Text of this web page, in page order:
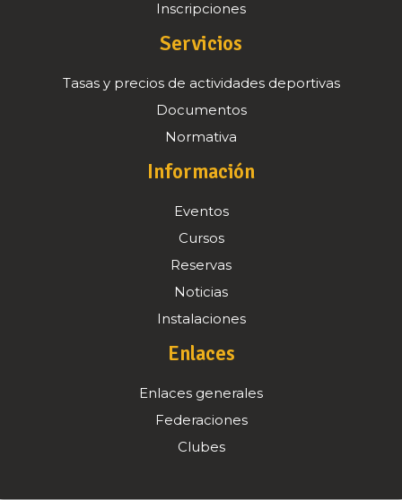
Inscripciones
Servicios
Tasas y precios de actividades deportivas
Documentos
Normativa
Información
Eventos
Cursos
Reservas
Noticias
Instalaciones
Enlaces
Enlaces generales
Federaciones
Clubes